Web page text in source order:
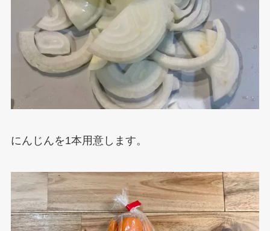
にんじんを1本用意します。